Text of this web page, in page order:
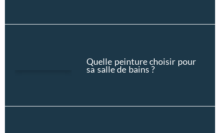
Quelle peinture choisir pour
sa salle de bains ?